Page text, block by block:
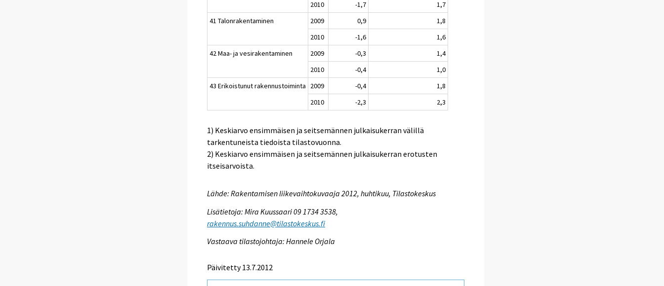
2010
-1,7
1,7
41 Talonrakentaminen
2009 0,9
1,8
2010
-1,6
1,6
42 Maa- ja vesirakentaminen
2009 -0,3
1,4
2010
-0,4
1,0
43 Erikoistunut rakennustoiminta
2009 -0,4
1,8
2010
-2,3 2,3
1) Keskiarvo ensimmäisen ja seitsemännen julkaisukerran välillä
tarkentuneista tiedoista tilastovuonna.
2) Keskiarvo ensimmäisen ja seitsemännen julkaisukerran erotusten
itseisarvoista.
Lähde: Rakentamisen liikevaihtokuvaaja 2012, huhtikuu, Tilastokeskus
Lisätietoja: Mira Kuussaari 09 1734 3538,
rakennus.suhdanne@tilastokeskus.fi
Vastaava tilastojohtaja: Hannele Orjala
Päivitetty 13.7.2012